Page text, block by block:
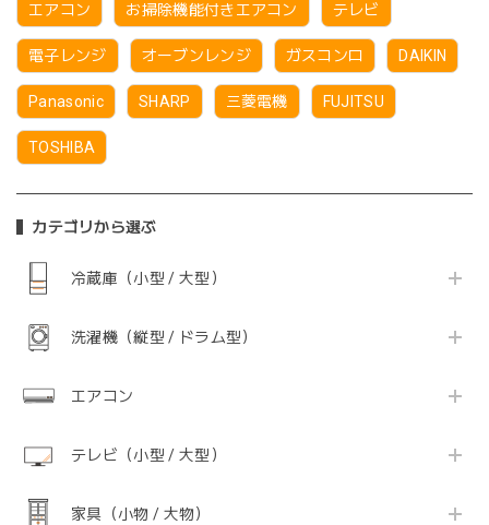
エアコン お掃除機能付きエアコン テレビ
電子レンジ オーブンレンジ ガスコンロ DAIKIN
Panasonic SHARP 三菱電機 FUJITSU
TOSHIBA
カテゴリから選ぶ
冷蔵庫（小型 / 大型）
洗濯機（縦型 / ドラム型）
エアコン
テレビ（小型 / 大型）
家具（小物 / 大物）